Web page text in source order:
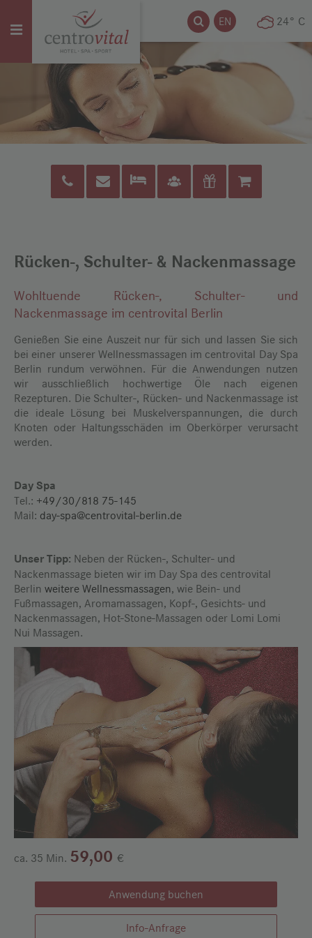
Menü
Suche
SucheEN 24° C
Shop
Rücken-, Schulter- & Nackenmassage
Wohltuende Rücken-, Schulter- und
Nackenmassage im centrovital Berlin
Genießen Sie eine Auszeit nur für sich und lassen Sie sich
bei einer unserer Wellnessmassagen im centrovital Day Spa
Berlin rundum verwöhnen. Für die Anwendungen nutzen
wir ausschließlich hochwertige Öle nach eigenen
Rezepturen. Die Schulter-, Rücken- und Nackenmassage ist
die ideale Lösung bei Muskelverspannungen, die durch
Knoten oder Haltungsschäden im Oberkörper verursacht
werden.
Day Spa
Tel.: +49/30/818 75-145
Mail: day-spa@centrovital-berlin.de
Unser Tipp: Neben der Rücken-, Schulter- und
Nackenmassage bieten wir im Day Spa des centrovital
Berlin weitere Wellnessmassagen, wie Bein- und
Fußmassagen, Aromamassagen, Kopf-, Gesichts- und
Nackenmassagen, Hot-Stone-Massagen oder Lomi Lomi
Nui Massagen.
ca. 35 Min. 59,00 €
Anwendung buchen
Info-Anfrage